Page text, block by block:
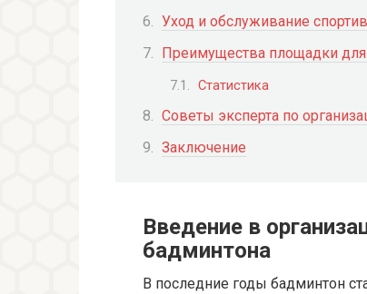
Уход и обслуживание
Преимущества площадки
Статистика
Советы эксперта по
Заключение
Введение в
бадминтона
В последние годы бадминтон